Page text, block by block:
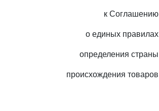
к Соглашению
о единых правилах
определения страны
происхождения товаров